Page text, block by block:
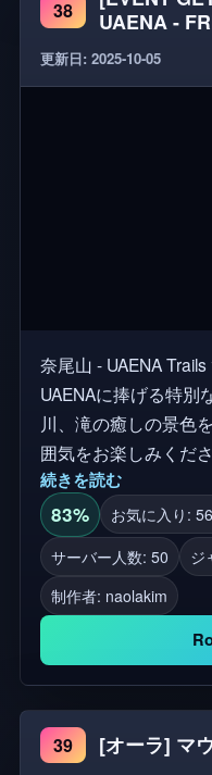
イキングのスリルを
フォート・ベルジカ
イキングに同行でき
38
UAENA -
更新日: 2025-10-05
奈尾山 - UAENA Trails
UAENAに捧げる特別な
川、滝の癒しの景色
囲気をお楽しみくだ
ルを探検したり、ボ
たり。 IUの歌を聴きながら、マップのあちこちで彼
女の限定写真をお楽
使って特別な瞬間を
UAENA仲間への思い
いメッセージを残してください。
ックスし、時間を共
られました💖。 奈尾山に登って、他のUAENAと不
思議な体験をする準
続きを読む
83% お気に入り:
サーバー人数: 50
ジ
制作者: naolakim
39 [オーラ] マ